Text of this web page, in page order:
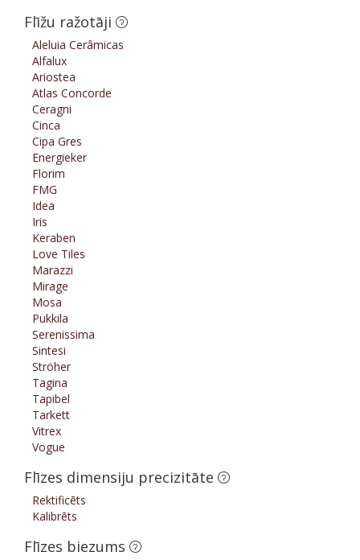
Flīžu ražotāji
Aleluia Cerâmicas
Alfalux
Ariostea
Atlas Concorde
Ceragni
Cinca
Cipa Gres
Energieker
Florim
FMG
Idea
Iris
Keraben
Love Tiles
Marazzi
Mirage
Mosa
Pukkila
Serenissima
Sintesi
Ströher
Tagina
Tapibel
Tarkett
Vitrex
Vogue
Flīzes dimensiju precizitāte
Rektificēts
Kalibrēts
Flīzes biezums